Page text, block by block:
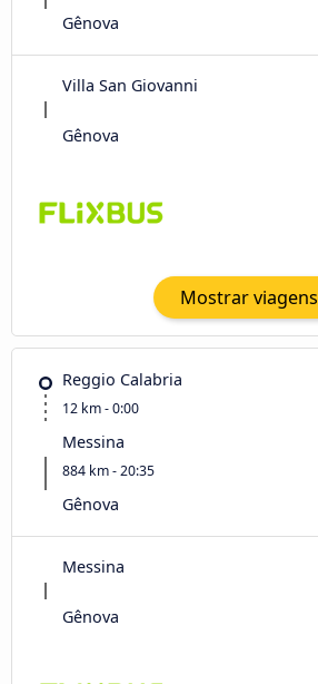
Gênova
Villa San Giovanni
Gênova
Mostrar viagens
Reggio Calabria
12 km - 0:00
Messina
884 km - 20:35
Gênova
Messina
Gênova